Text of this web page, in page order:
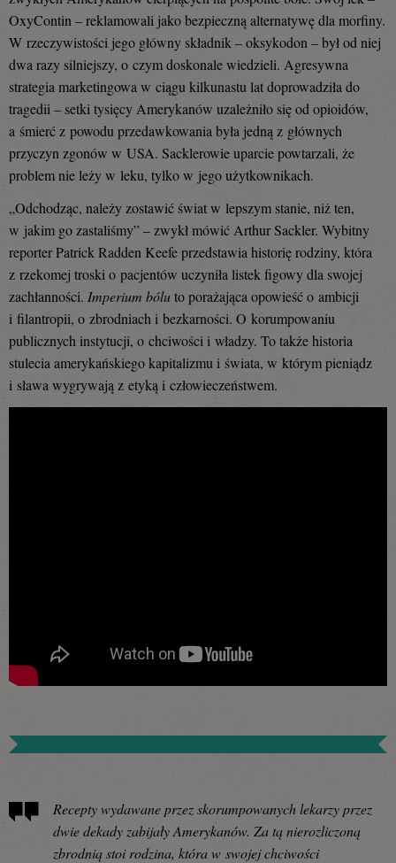
OxyContin – reklamowali jako bezpieczną alternatywę dla morfiny.
W rzeczywistości jego główny składnik – oksykodon – był od niej
dwa razy silniejszy, o czym doskonale wiedzieli. Agresywna
strategia marketingowa w ciągu kilkunastu lat doprowadziła do
tragedii – setki tysięcy Amerykanów uzależniło się od opioidów,
a śmierć z powodu przedawkowania była jedną z głównych
przyczyn zgonów w USA. Sacklerowie uparcie powtarzali, że
problem nie leży w leku, tylko w jego użytkownikach.
„Odchodząc, należy zostawić świat w lepszym stanie, niż ten,
w jakim go zastaliśmy” – zwykł mówić Arthur Sackler. Wybitny
reporter Patrick Radden Keefe przedstawia historię rodziny, która
z rzekomej troski o pacjentów uczyniła listek figowy dla swojej
zachłanności. Imperium bóluto porażająca opowieść o ambicji
i filantropii, o zbrodniach i bezkarności. O korumpowaniu
publicznych instytucji, o chciwości i władzy. To także historia
stulecia amerykańskiego kapitalizmu i świata, w którym pieniądz
i sława wygrywają z etyką i człowieczeństwem.
Recepty wydawane przez skorumpowanych lekarzy przez
dwie dekady zabijały Amerykanów. Za tą nierozliczoną
zbrodnią stoi rodzina, która w swojej chciwości